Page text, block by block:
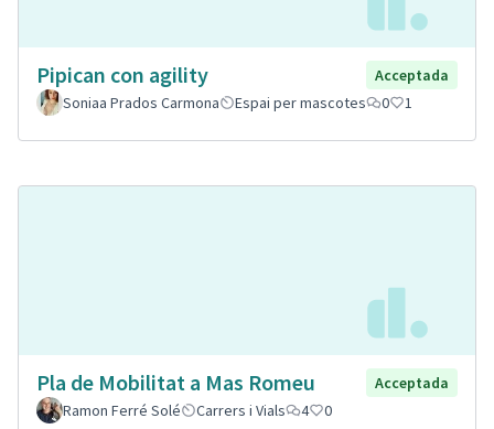
Pipican con agility
Acceptada
Soniaa Prados Carmona
Espai per mascotes 0 1
Pla de Mobilitat a Mas Romeu
Acceptada
Ramon Ferré Solé
Carrers i Vials 4 0